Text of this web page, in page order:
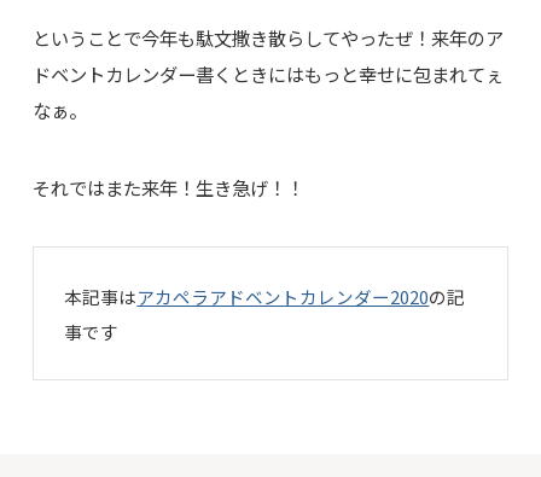
ということで今年も駄文撒き散らしてやったぜ！来年のア
ドベントカレンダー書くときにはもっと幸せに包まれてぇ
なぁ。
それではまた来年！生き急げ！！
本記事はアカペラアドベントカレンダー2020の記
事です